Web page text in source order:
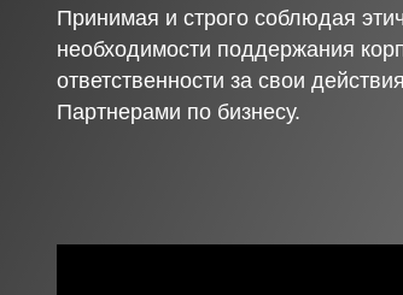
Принимая и строго соблюдая
необходимости поддержания
ответственности за свои
Партнерами по бизнесу.